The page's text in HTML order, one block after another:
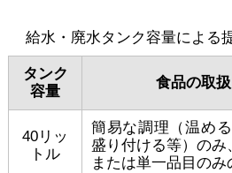
給水・廃水タンク容量による
タンク
容量
食品の取
40リッ
トル
簡易な調理（温める
盛り付ける等）のみ
または単一品目のみ